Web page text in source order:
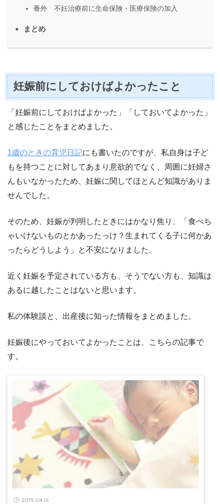
番外 不妊治療前に生命保険・医療保険の加入
まとめ
妊娠前にしておけばよかったこと
「妊娠前にしておけばよかった」「しておいてよかった」
と感じたことをまとめました。
1歳のときの育児日記にも書いたのですが、私自身は子ど
もを持つことに対してあまり意欲的でなく、周囲に妊婦さ
んもいなかったため、妊娠に関してほとんど知識がありま
せんでした。
そのため、妊娠が判明したときにはかなり焦り、「食べち
ゃいけないものとかあったっけ？生まれてくる子に何かあ
ったらどうしよう」と不安になりました。
近く妊娠を予定されている方も、そうでない方も、知識は
あるに越したことはないと思います。
私の体験談と、出産後に知った情報をまとめました。
妊娠後にやっておいてよかったことは、こちらの記事で
す。
2019.04.16